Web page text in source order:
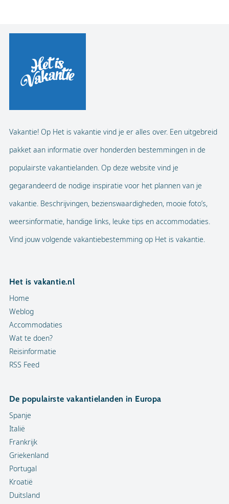
Vakantie! Op Het is vakantie vind je er alles over. Een uitgebreid
pakket aan informatie over honderden bestemmingen in de
populairste vakantielanden. Op deze website vind je
gegarandeerd de nodige inspiratie voor het plannen van je
vakantie. Beschrijvingen, bezienswaardigheden, mooie foto’s,
weersinformatie, handige links, leuke tips en accommodaties.
Vind jouw volgende vakantiebestemming op Het is vakantie.
Het is vakantie.nl
Home
Weblog
Accommodaties
Wat te doen?
Reisinformatie
RSS Feed
De populairste vakantielanden in Europa
Spanje
Italië
Frankrijk
Griekenland
Portugal
Kroatië
Duitsland